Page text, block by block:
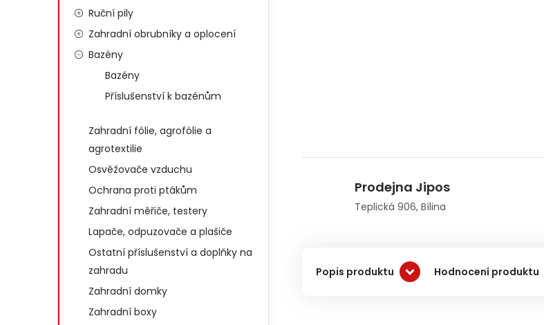
Ruční pily
Zahradní obrubníky a oplocení
Bazény
Bazény
Příslušenství k bazénům
Zahradní fólie, agrofólie a
agrotextilie
Osvěžovače vzduchu
Ochrana proti ptákům
Zahradní měřiče, testery
Lapače, odpuzovače a plašiče
Ostatní příslušenství a doplňky na
zahradu
Zahradní domky
Zahradní boxy
Prodejna Jipos
Teplická 906, Bílina
Popis produktu Hodnocení produktu